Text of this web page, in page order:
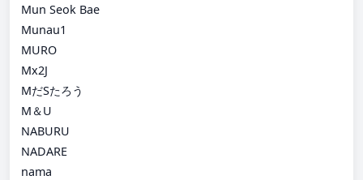
Mun Seok Bae
Munau1
MURO
Mx2J
MだSたろう
M＆U
NABURU
NADARE
nama